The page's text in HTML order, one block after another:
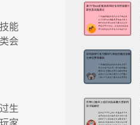
能
会
生
家